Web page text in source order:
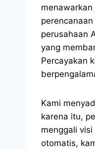
perusahaan
yang
Percayakan
Kami
karena itu,
menggali
otomatis,